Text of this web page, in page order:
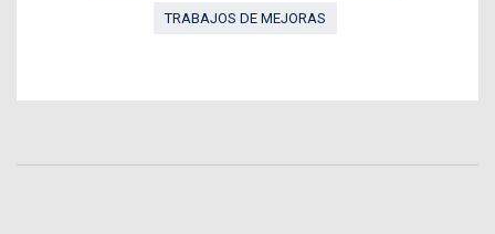
TRABAJOS DE MEJORAS